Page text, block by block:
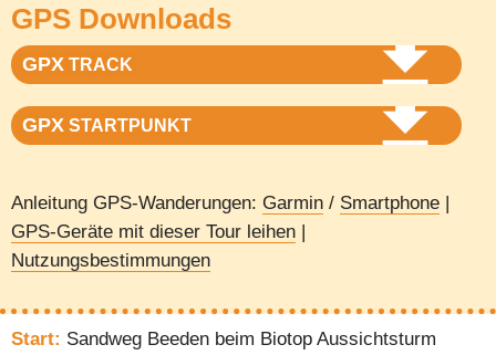
GPS Downloads
GPX TRACK
GPX STARTPUNKT
Anleitung GPS-Wanderungen: Garmin / Smartphone |
GPS-Geräte mit dieser Tour leihen |
Nutzungsbestimmungen
Start: Sandweg Beeden beim Biotop Aussichtsturm